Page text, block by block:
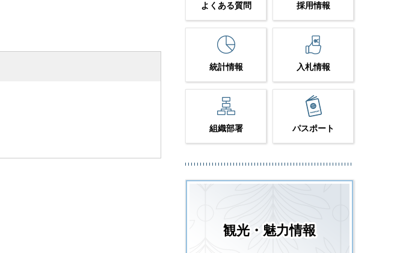
よくある質問 採用情報
統計情報 入札情報
組織部署 パスポート
観光・魅力情報